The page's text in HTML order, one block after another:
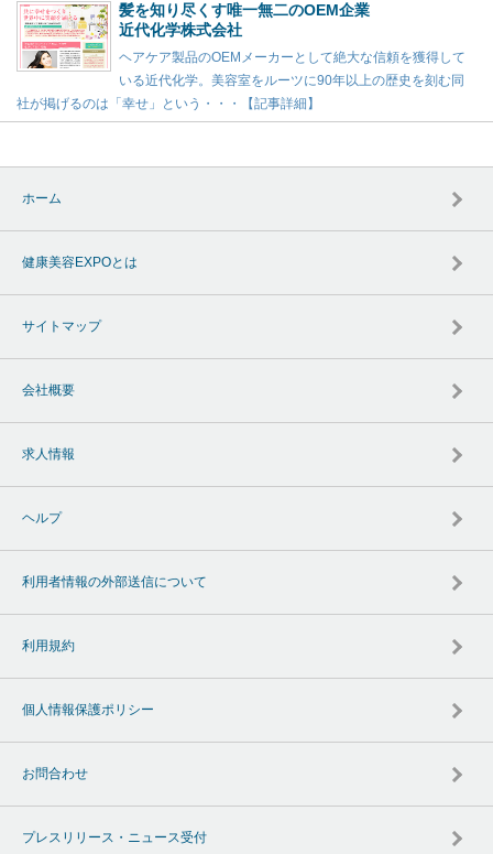
髪を知り尽くす唯一無二のOEM企業
近代化学株式会社
ヘアケア製品のOEMメーカーとして絶大な信頼を獲得して
いる近代化学。美容室をルーツに90年以上の歴史を刻む同
社が掲げるのは「幸せ」という・・・【記事詳細】
ホーム
健康美容EXPOとは
サイトマップ
会社概要
求人情報
ヘルプ
利用者情報の外部送信について
利用規約
個人情報保護ポリシー
お問合わせ
プレスリリース・ニュース受付